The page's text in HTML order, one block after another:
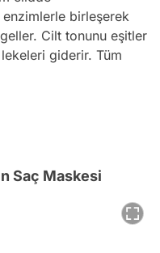
enzimlerle birleşerek
Cilt tonunu eşitler
giderir. Tüm
Saç Maskesi